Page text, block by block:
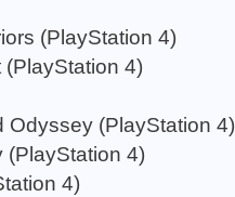
(PlayStation 4)
4)
(PlayStation 4)
(PlayStation 4)
4)